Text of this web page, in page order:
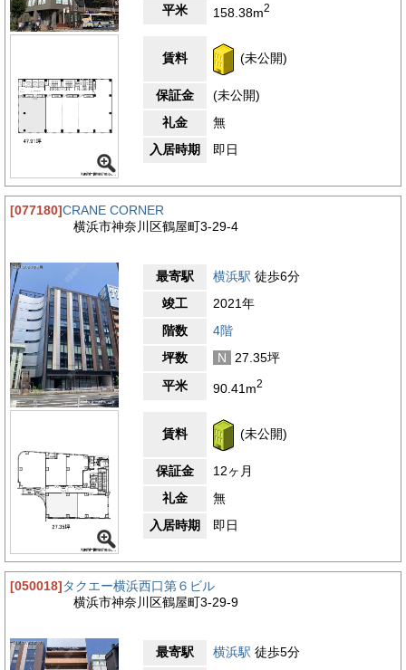
平米
158.38m2
賃料 (未公開)
保証金
(未公開)
礼金
無
入居時期
即日
[077180]CRANE CORNER
横浜市神奈川区鶴屋町3-29-4
最寄駅 横浜駅 徒歩6分
竣工
2021年
階数
4階
坪数
N
27.35坪
平米
90.41m2
賃料 (未公開)
保証金
12ヶ月
礼金
無
入居時期
即日
[050018]タクエー横浜西口第６ビル
横浜市神奈川区鶴屋町3-29-9
最寄駅 横浜駅 徒歩5分